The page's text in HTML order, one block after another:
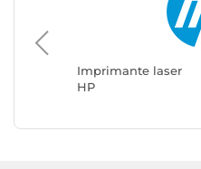
Imprimante laser
HP